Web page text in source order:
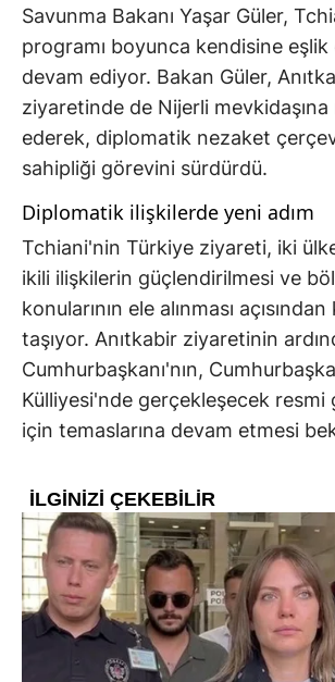
Savunma Bakanı Yaşar Güler,
programı boyunca kendisine
devam ediyor. Bakan Güler,
ziyaretinde de Nijerli
ederek, diplomatik nezaket
sahipliği görevini sürdürdü.
Diplomatik ilişkilerde yeni adım
Tchiani'nin Türkiye ziyareti, iki
ikili ilişkilerin güçlendirilmesi ve
konularının ele alınması
taşıyor. Anıtkabir ziyaretinin
Cumhurbaşkanı'nın,
Külliyesi'nde gerçekleşecek resmi
için temaslarına devam etmesi